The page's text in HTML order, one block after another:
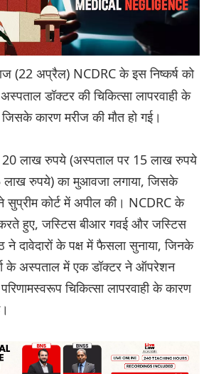
(22 अप्रैल) NCDRC के इस निष्कर्ष को
डॉक्टर की चिकित्सा लापरवाही के
जिसके कारण मरीज की मौत हो गई।
लाख रुपये (अस्पताल पर 15 लाख रुपये
लाख रुपये) का मुआवजा लगाया, जिसके
सुप्रीम कोर्ट में अपील की। ​​NCDRC के
करते हुए, जस्टिस बीआर गवई और जस्टिस
ने दावेदारों के पक्ष में फैसला सुनाया, जिनके
के अस्पताल में एक डॉक्टर ने ऑपरेशन
चिकित्सा लापरवाही के कारण